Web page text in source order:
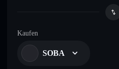
Kaufen
SOBA